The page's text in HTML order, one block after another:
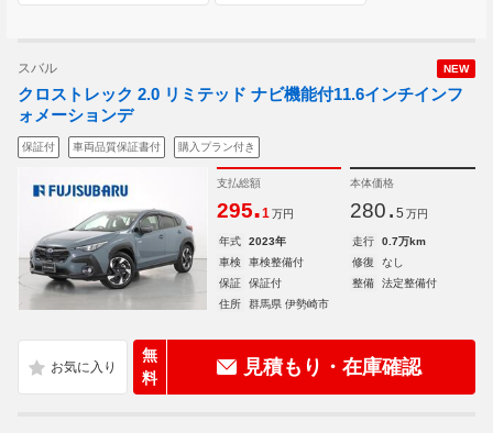
NEW
スバル
クロストレック 2.0 リミテッド ナビ機能付11.6インチインフ
ォメーションデ
保証付 車両品質保証書付 購入プラン付き
支払総額
295.1 万円
本体価格
280. 5 万円
年式 2023年 走行
0.7万km
車検
車検整備付 修復
なし
保証
保証付 整備
法定整備付
住所
群馬県 伊勢崎市
無
料
見積もり・在庫確認